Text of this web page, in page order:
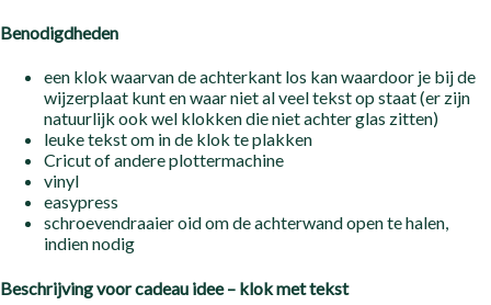
Benodigdheden
een klok waarvan de achterkant los kan waardoor je bij de
wijzerplaat kunt en waar niet al veel tekst op staat (er zijn
natuurlijk ook wel klokken die niet achter glas zitten)
leuke tekst om in de klok te plakken
Cricut of andere plottermachine
vinyl
easypress
schroevendraaier oid om de achterwand open te halen,
indien nodig
Beschrijving voor cadeau idee – klok met tekst